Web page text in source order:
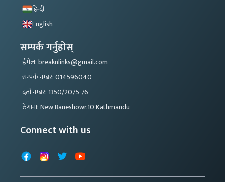
हिन्दी
English
सम्पर्क गर्नुहोस्
ईमेल: breaknlinks@gmail.com
सम्पर्क नम्बर: 014596040
दर्ता नम्बर: 1350/2075-76
ठेगाना: New Baneshowr,10 Kathmandu
Connect with us
FacebookInstagram
X YouTube